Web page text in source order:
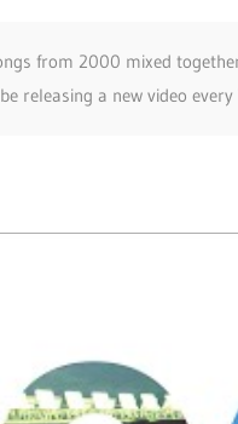
from 2000 mixed
be releasing a new video